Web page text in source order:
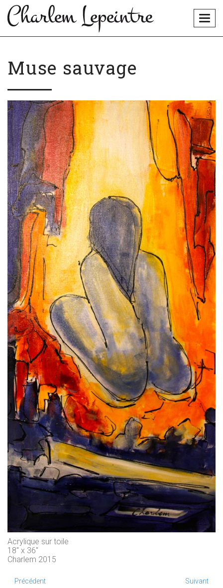
Muse sauvage
Acrylique sur toile
18" x 36"
Charlem 2015
Précédent Suivant